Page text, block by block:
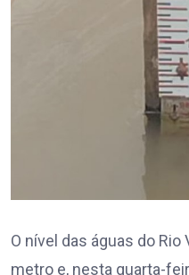
O nível das águas do
metro e, nesta quarta-